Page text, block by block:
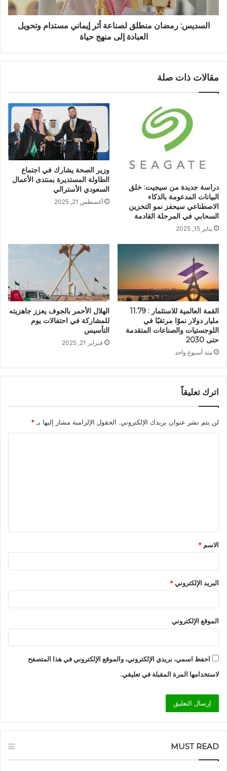
السديس: رمضان منطلق لصناعة أثر إيماني مستدام وتحويل
العبادة إلى منهج حياة
مقالات ذات صلة
دراسة جديدة من سيجيت: خلق
البيانات المدعومة بالذكاء
الاصطناعي سيحفز نمو التخزين
السحابي في المرحلة القادمة
يناير 15, 2025
وزير الصحة يشارك في اجتماع
الطاولة المستديرة بمنتدى الأعمال
السعودي الأسترالي
أغسطس 21, 2025
القمة العالمية للاستثمار : 11.79
مليار دولار نموًا مرتقبًا في
اللوجستيات والصناعات المتقدمة
حتى 2030
منذ أسبوع واحد
الهلال الأحمر بالجوف يعزز جاهزيته
للمشاركة في احتفالات يوم
التأسيس
فبراير 21, 2025
اترك تعليقاً
لن يتم نشر عنوان بريدك الإلكتروني. الحقول الإلزامية مشار إليها بـ*
ق
*
الاسم *
البريد الإلكتروني*
الموقع الإلكتروني
احفظ اسمي، بريدي الإلكتروني، والموقع الإلكتروني في هذا المتصفح
لاستخدامها المرة المقبلة في تعليقي.
MUST READ